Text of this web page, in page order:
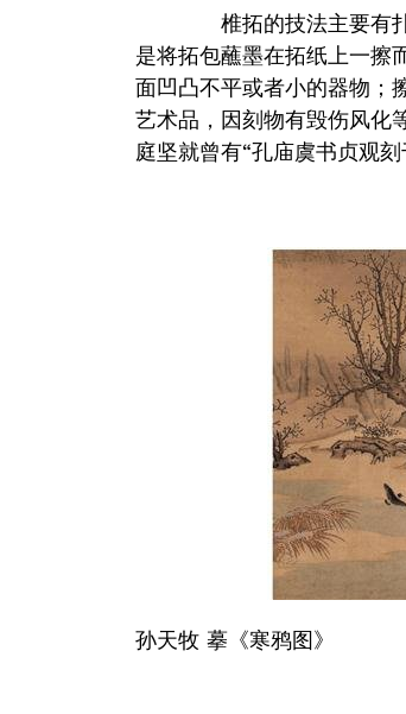
椎拓的技法主要有扑
是将拓包蘸墨在拓纸上一擦
面凹凸不平或者小的器物；
艺术品，因刻物有毁伤风化
庭坚就曾有“孔庙虞书贞观刻
孙天牧 摹《寒鸦图》